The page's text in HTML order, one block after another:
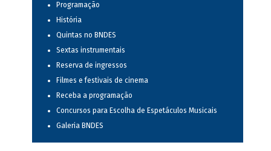
Programação
História
Quintas no BNDES
Sextas instrumentais
Reserva de ingressos
Filmes e festivais de cinema
Receba a programação
Concursos para Escolha de Espetáculos Musicais
Galeria BNDES